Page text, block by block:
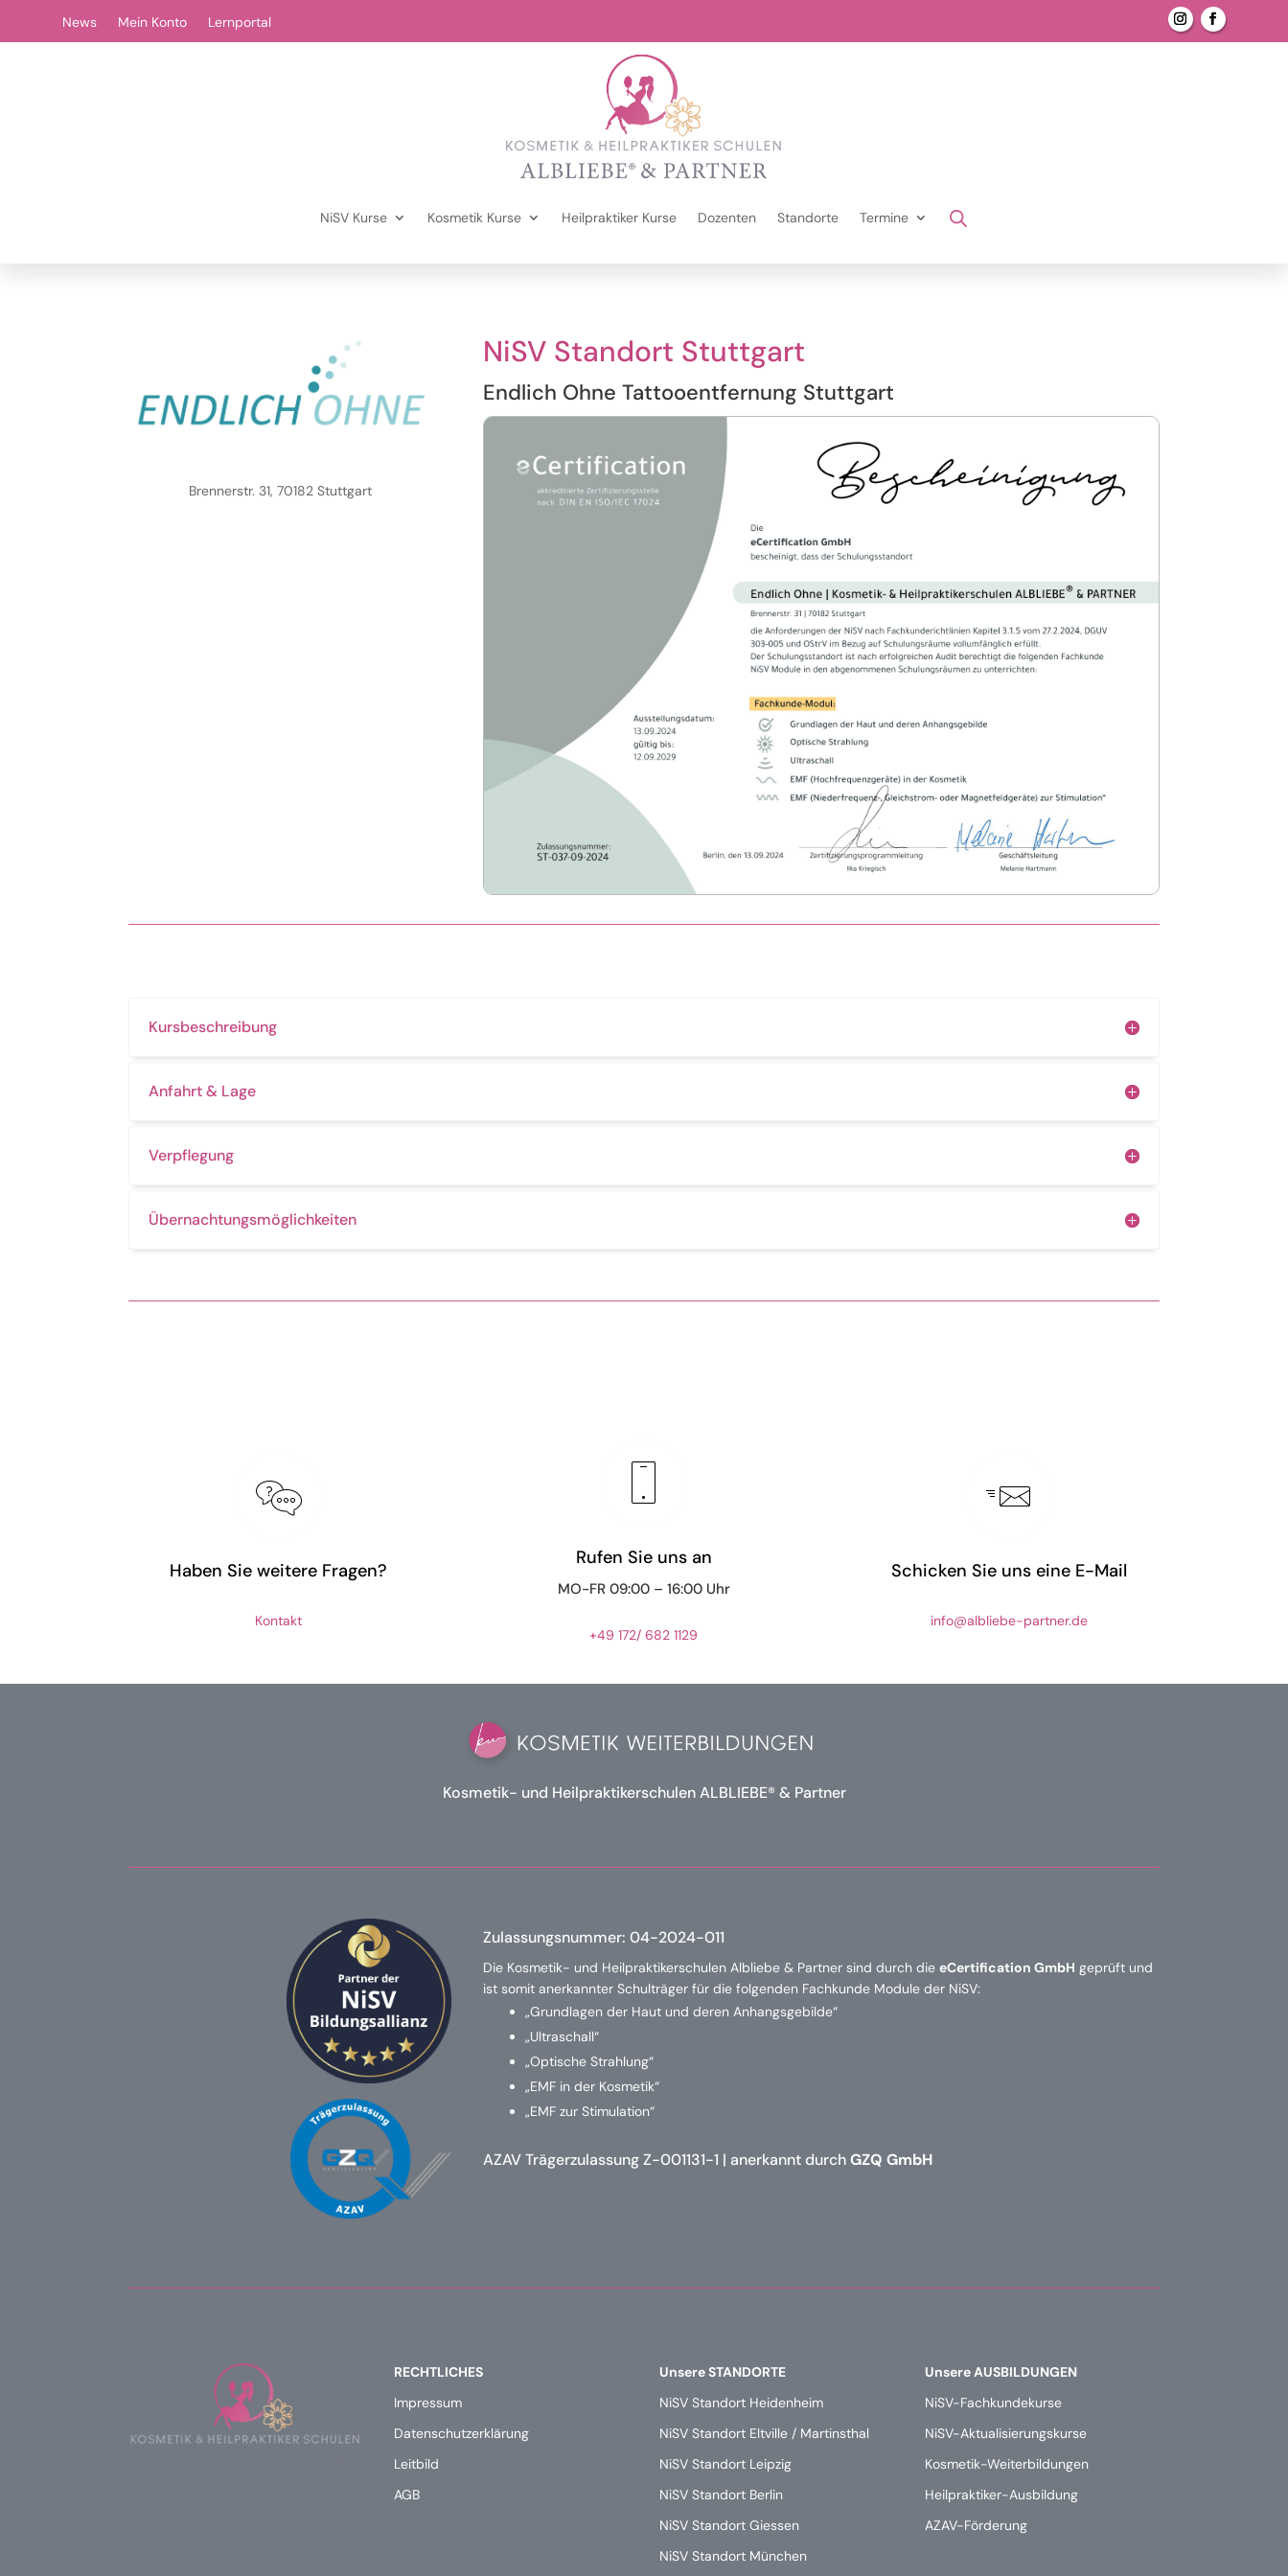
News Mein Konto Lernportal
NiSV Kurse Kosmetik Kurse Heilpraktiker Kurse Dozenten Standorte Termine
Brennerstr. 31, 70182 Stuttgart
NiSV Standort Stuttgart
Endlich Ohne Tattooentfernung Stuttgart
Kursbeschreibung
Anfahrt & Lage
Verpflegung
Übernachtungsmöglichkeiten
Haben Sie weitere Fragen?
Kontakt
Rufen Sie uns an
MO-FR 09:00 – 16:00 Uhr
+49 172/ 682 1129
Schicken Sie uns eine E-Mail
info@albliebe-partner.de
Kosmetik- und Heilpraktikerschulen ALBLIEBE® & Partner
Zulassungsnummer: 04-2024-011
Die Kosmetik- und Heilpraktikerschulen Albliebe & Partner sind durch die eCertification GmbH geprüft und
ist somit anerkannter Schulträger für die folgenden Fachkunde Module der NiSV:
„Grundlagen der Haut und deren Anhangsgebilde“
„Ultraschall“
„Optische Strahlung“
„EMF in der Kosmetik“
„EMF zur Stimulation“
AZAV Trägerzulassung Z-001131-1 | anerkannt durchGZQ GmbH
RECHTLICHES
Impressum
Datenschutzerklärung
Leitbild
AGB
Unsere STANDORTE
NiSV Standort Heidenheim
NiSV Standort Eltville / Martinsthal
NiSV Standort Leipzig
NiSV Standort Berlin
NiSV Standort Giessen
NiSV Standort München
Unsere AUSBILDUNGEN
NiSV-Fachkundekurse
NiSV-Aktualisierungskurse
Kosmetik-Weiterbildungen
Heilpraktiker-Ausbildung
AZAV-Förderung